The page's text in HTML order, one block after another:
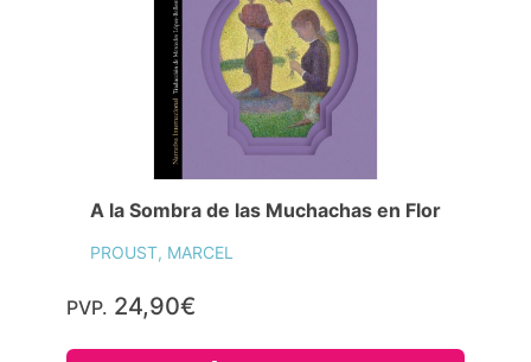
A la Sombra de las Muchachas en Flor
PROUST, MARCEL
PVP. 24,90€